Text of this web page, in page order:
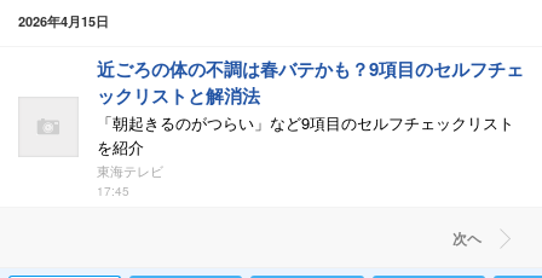
2026年4月15日
近ごろの体の不調は春バテかも？9項目のセルフチェ
ックリストと解消法
「朝起きるのがつらい」など9項目のセルフチェックリスト
を紹介
東海テレビ
17:45
次ヘ